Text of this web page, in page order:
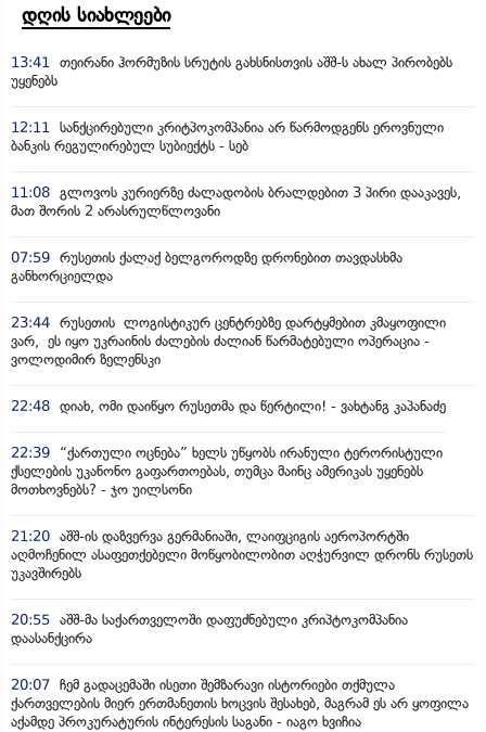
დღის სიახლეები
13:41
თეირანი ჰორმუზის სრუტის გახსნისთვის აშშ-ს ახალ პირობებს
უყენებს
12:11
სანქცირებული კრიტპოკომპანია არ წარმოდგენს ეროვნული
ბანკის რეგულირებულ სუბიექტს - სებ
11:08 გლოვოს კურიერზე ძალადობის ბრალდებით 3 პირი დააკავეს,
მათ შორის 2 არასრულწლოვანი
07:59 რუსეთის ქალაქ ბელგოროდზე დრონებით თავდასხმა
განხორციელდა
23:44 რუსეთის ლოგისტიკურ ცენტრებზე დარტყმებით კმაყოფილი
ვარ, ეს იყო უკრაინის ძალების ძალიან წარმატებული ოპერაცია -
ვოლოდიმირ ზელენსკი
22:48 დიახ, ომი დაიწყო რუსეთმა და წერტილი! - ვახტანგ კაპანაძე
22:39
“ქართული ოცნება” ხელს უწყობს ირანული ტერორისტული
ქსელების უკანონო გაფართოებას, თუმცა მაინც ამერიკას უყენებს
მოთხოვნებს? - ჯო უილსონი
21:20 აშშ-ის დაზვერვა გერმანიაში, ლაიფციგის აეროპორტში
აღმოჩენილ ასაფეთქებელი მოწყობილობით აღჭურვილ დრონს რუსეთს
უკავშირებს
20:55 აშშ-მა საქართველოში დაფუძნებული კრიპტოკომპანია
დაასანქცირა
20:07 ჩემ გადაცემაში ისეთი შემზარავი ისტორიები თქმულა
ქართველების მიერ ერთმანეთის ხოცვის შესახებ, მაგრამ ეს არ ყოფილა
აქამდე პროკურატურის ინტერესის საგანი - იაგო ხვიჩია